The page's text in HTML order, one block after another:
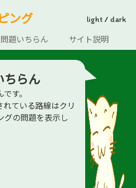
ング light / dark
問題いちらん サイト説明
ちらん
す。
れている路線はクリ
グの問題を表示し